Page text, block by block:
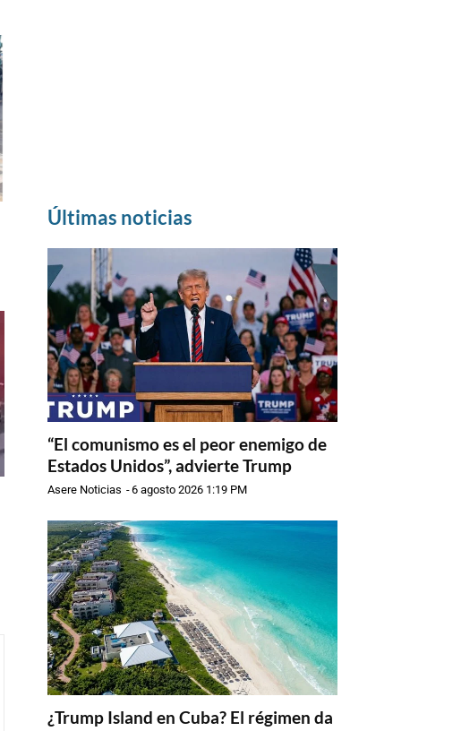
Últimas noticias
“El comunismo es el peor enemigo de
Estados Unidos”, advierte Trump
Asere Noticias -6 agosto 2026 1:19 PM
¿Trump Island en Cuba? El régimen da